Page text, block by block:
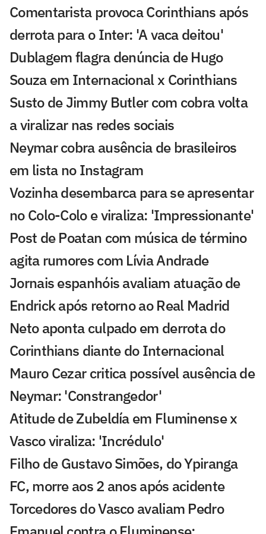
Comentarista provoca Corinthians após
derrota para o Inter: 'A vaca deitou'
Dublagem flagra denúncia de Hugo
Souza em Internacional x Corinthians
Susto de Jimmy Butler com cobra volta
a viralizar nas redes sociais
Neymar cobra ausência de brasileiros
em lista no Instagram
Vozinha desembarca para se apresentar
no Colo-Colo e viraliza: 'Impressionante'
Post de Poatan com música de término
agita rumores com Lívia Andrade
Jornais espanhóis avaliam atuação de
Endrick após retorno ao Real Madrid
Neto aponta culpado em derrota do
Corinthians diante do Internacional
Mauro Cezar critica possível ausência de
Neymar: 'Constrangedor'
Atitude de Zubeldía em Fluminense x
Vasco viraliza: 'Incrédulo'
Filho de Gustavo Simões, do Ypiranga
FC, morre aos 2 anos após acidente
Torcedores do Vasco avaliam Pedro